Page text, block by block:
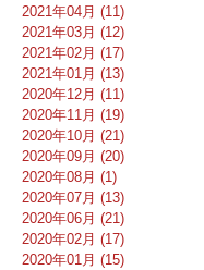
2021年04月 (11)
2021年03月 (12)
2021年02月 (17)
2021年01月 (13)
2020年12月 (11)
2020年11月 (19)
2020年10月 (21)
2020年09月 (20)
2020年08月 (1)
2020年07月 (13)
2020年06月 (21)
2020年02月 (17)
2020年01月 (15)